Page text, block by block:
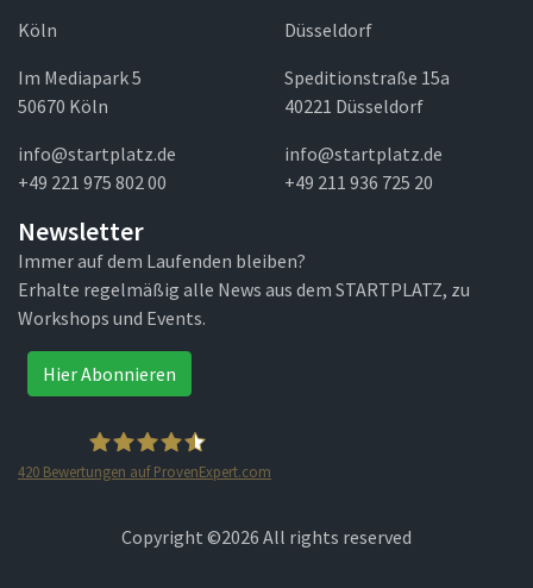
Köln
Im Mediapark 5
50670 Köln
info@startplatz.de
+49 221 975 802 00
Düsseldorf
Speditionstraße 15a
40221 Düsseldorf
info@startplatz.de
+49 211 936 725 20
Newsletter
Immer auf dem Laufenden bleiben?
Erhalte regelmäßig alle News aus dem STARTPLATZ, zu
Workshops und Events.
Hier Abonnieren
420 Bewertungen auf ProvenExpert.com
Copyright ©2026 All rights reserved